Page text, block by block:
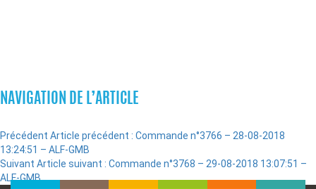
NAVIGATION DE L’ARTICLE
Précédent Article précédent : Commande n°3766 – 28-08-2018
13:24:51 – ALF-GMB
Suivant Article suivant : Commande n°3768 – 29-08-2018 13:07:51 –
ALF-GMB